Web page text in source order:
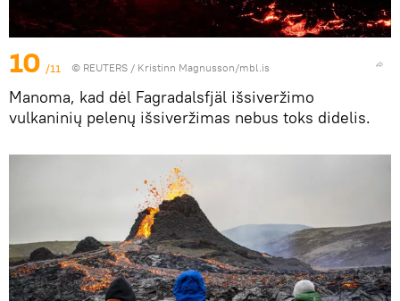
10 /11 © REUTERS / Kristinn Magnusson/mbl.is
Manoma, kad dėl Fagradalsfjäl išsiveržimo
vulkaninių pelenų išsiveržimas nebus toks didelis.